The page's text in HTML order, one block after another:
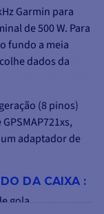
Garmin para
de 500 W. Para
fundo a meia
dados da
(8 pinos)
adaptador de
DA CAIXA :
gola